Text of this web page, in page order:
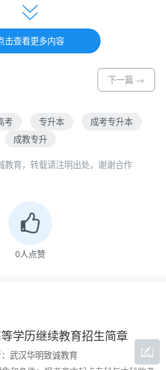
揭示出中国特色社会主义所
国人对中国特色社会主义的
仰的当代性与现实性。具体
时代维度包括对中国道路、
信仰，四个构成要件是有机
。方向决定道路，道路决
中国人走出了一条方向正
光明的道路。中国人对中国
内含于其中，社会主义现代
击查看更多内容
下一篇 →
考 专升本
成考专升本
成教专升
教育，转载请注明出处，谢谢合作
0人点赞
学历继续教育招生简章
武汉华明致诚教育